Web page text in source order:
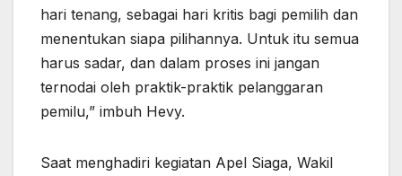
hari tenang, sebagai hari kritis bagi pemilih dan
menentukan siapa pilihannya. Untuk itu semua
harus sadar, dan dalam proses ini jangan
ternodai oleh praktik-praktik pelanggaran
pemilu,” imbuh Hevy.
Saat menghadiri kegiatan Apel Siaga, Wakil